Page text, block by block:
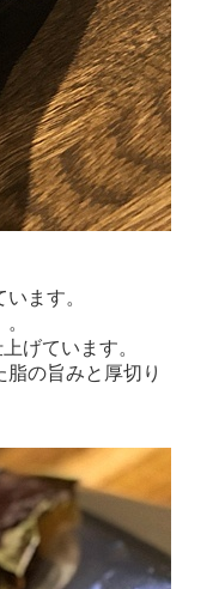
ます。
げています。
の旨みと厚切り